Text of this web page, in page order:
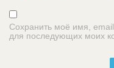
Сохранить моё имя,
для последующих моих